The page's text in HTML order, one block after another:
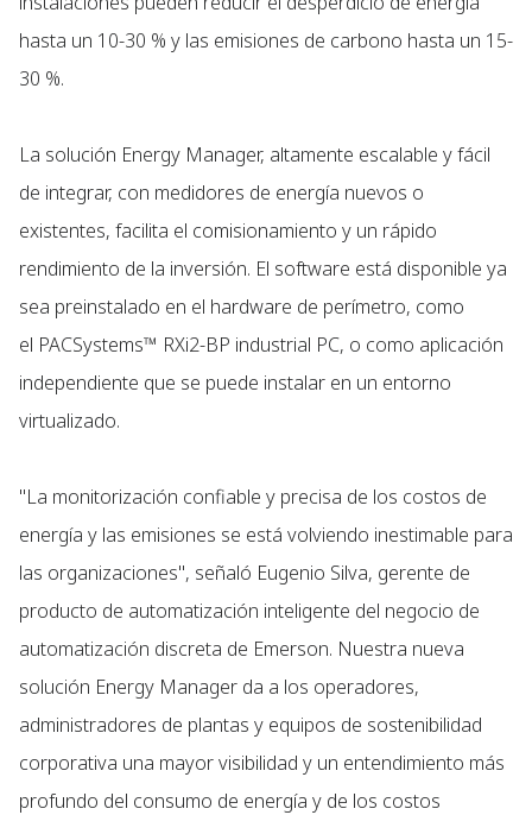
hasta un 10-30 % y las emisiones de carbono hasta un 15-
30 %.
La solución Energy Manager, altamente escalable y fácil
de integrar, con medidores de energía nuevos o
existentes, facilita el comisionamiento y un rápido
rendimiento de la inversión. El software está disponible ya
sea preinstalado en el hardware de perímetro, como
el PACSystems™ RXi2-BP industrial PC, o como aplicación
independiente que se puede instalar en un entorno
virtualizado.
"La monitorización confiable y precisa de los costos de
energía y las emisiones se está volviendo inestimable para
las organizaciones", señaló Eugenio Silva, gerente de
producto de automatización inteligente del negocio de
automatización discreta de Emerson. Nuestra nueva
solución Energy Manager da a los operadores,
administradores de plantas y equipos de sostenibilidad
corporativa una mayor visibilidad y un entendimiento más
profundo del consumo de energía y de los costos